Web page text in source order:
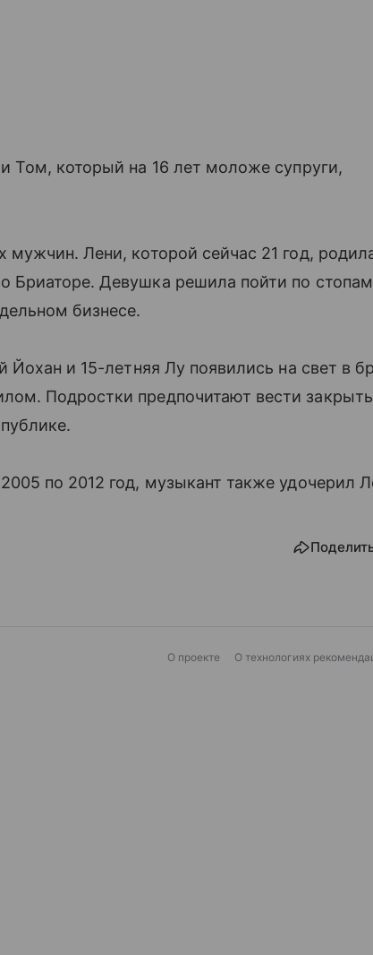
Том, который на 16 лет моложе супруги,
Лени, которой сейчас 21 год,
Бриаторе. Девушка решила пойти по стопам
бизнесе.
Йохан и 15-летняя Лу появились на свет в
Подростки предпочитают вести
по 2012 год, музыкант также удочерил
О проекте О технологиях